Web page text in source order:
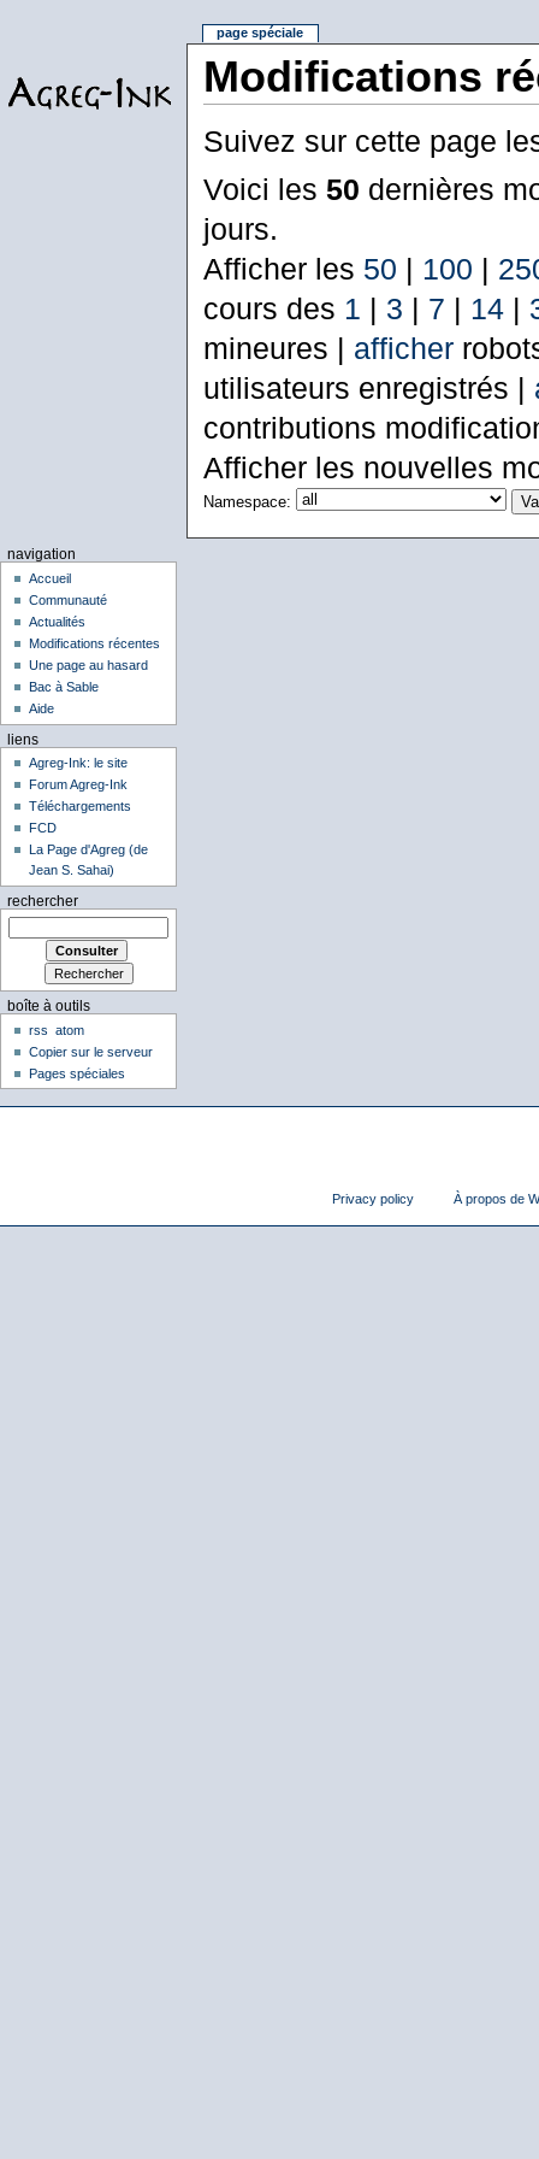
Modifications
Suivez sur cette page
Voici les 50 dernières
jours.
Afficher les 50 | 100 |
cours des 1 | 3 | 7 | 14|
mineures | afficher
utilisateurs enregistrés |
contributions
Afficher les nouvelles
Namespace:
page spéciale
navigation
Accueil
Communauté
Actualités
Modifications récentes
Une page au hasard
Bac à Sable
Aide
liens
Agreg-Ink: le site
Forum Agreg-Ink
Téléchargements
FCD
La Page d'Agreg (de
Jean S. Sahai)
rechercher
boîte à outils
rss
atom
Copier sur le serveur
Pages spéciales
Privacy policy À propos de